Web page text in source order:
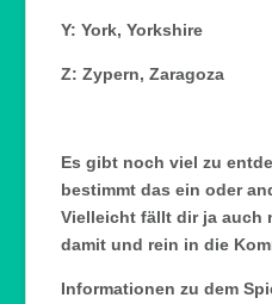
Y: York, Yorkshire
Z: Zypern, Zaragoza
Es gibt noch viel zu
bestimmt das ein oder
Vielleicht fällt dir ja auch
damit und rein in die
Informationen zu dem